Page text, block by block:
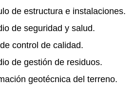
de estructura e instalaciones.
de seguridad y salud.
control de calidad.
de gestión de residuos.
geotécnica del terreno.